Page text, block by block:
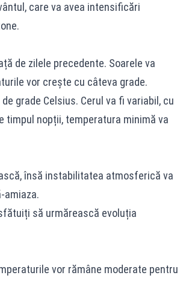
care va avea intensificări
de zilele precedente. Soarele va
vor crește cu câteva grade.
grade Celsius. Cerul va fi variabil, cu
timpul nopții, temperatura minimă va
însă instabilitatea atmosferică va
amiaza.
să urmărească evoluția
vor rămâne moderate pentru